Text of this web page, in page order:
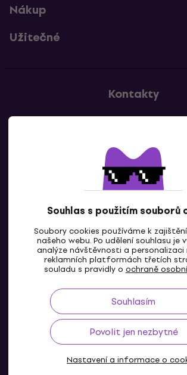
Souhlas s použitím souborů
Soubory cookies používáme k
našeho webu. Po udělení souhlasu je
analýze návštěvnosti a personalizaci
reklamních platformách třetích
souladu s pravidly o ochraně
Souhlasím
Povolit jen nezbytné
Nastavení a informace o
Nákup
Užitečné
Kontakty
CZ